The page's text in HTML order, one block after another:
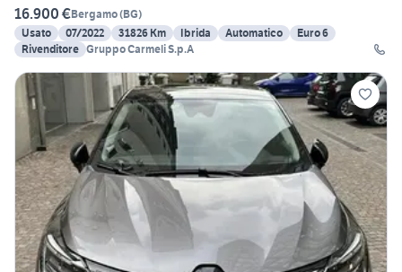
16.900 €Bergamo(BG)
Usato
07/2022 31826 Km Ibrida Automatico
Euro 6
Rivenditore Gruppo Carmeli S.p.A